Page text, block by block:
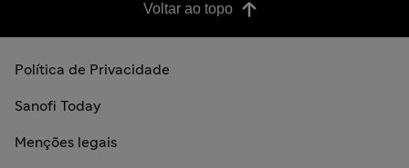
Voltar ao topo
Política de Privacidade
Sanofi Today
Menções legais